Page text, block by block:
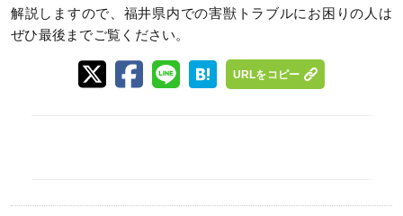
解説しますので、福井県内での害獣トラブルにお困りの人は
ぜひ最後までご覧ください。
URLをコピー